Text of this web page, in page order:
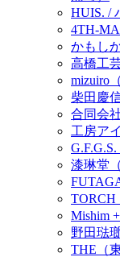
HUIS. /
4TH-
かもし
高橋工
mizuiro
柴田慶
合同会
工房ア
G.F.G.S.
漆琳堂
TORCH
Mishim
野田琺
THE（